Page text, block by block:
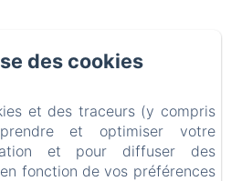
DE FAMILLE
avenue de Châtillon / 23, avenue
88800, France
33 // 06 70 32 63 93
des cookies
et des traceurs (y compris
et optimiser votre
et pour diffuser des
fonction de vos préférences